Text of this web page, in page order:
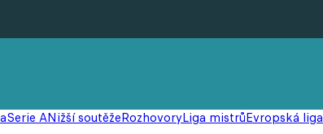
Serie ANižší soutěžeRozhovoryLiga mistrůEvropská liga